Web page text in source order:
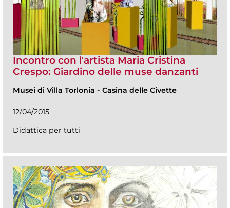
Incontro con l'artista Maria Cristina
Crespo: Giardino delle muse danzanti
Musei di Villa Torlonia - Casina delle Civette
12/04/2015
Didattica per tutti